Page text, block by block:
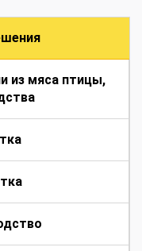
из мяса птицы,